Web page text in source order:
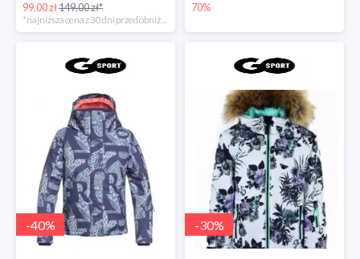
99.00 zł149.00 zł*
*najniższa cena z 30 dni przed obniżką
70%
-40% -30%